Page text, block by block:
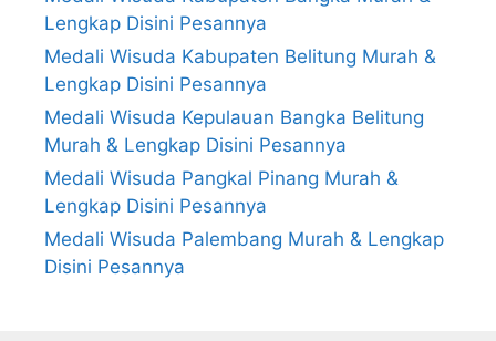
Lengkap Disini Pesannya
Medali Wisuda Kabupaten Belitung Murah &
Lengkap Disini Pesannya
Medali Wisuda Kepulauan Bangka Belitung
Murah & Lengkap Disini Pesannya
Medali Wisuda Pangkal Pinang Murah &
Lengkap Disini Pesannya
Medali Wisuda Palembang Murah & Lengkap
Disini Pesannya